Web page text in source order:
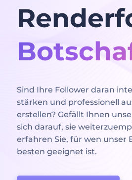
Sind Ihre Follower daran
stärken und professionell
erstellen? Gefällt Ihnen
sich darauf, sie
erfahren Sie, für wen
besten geeignet ist.